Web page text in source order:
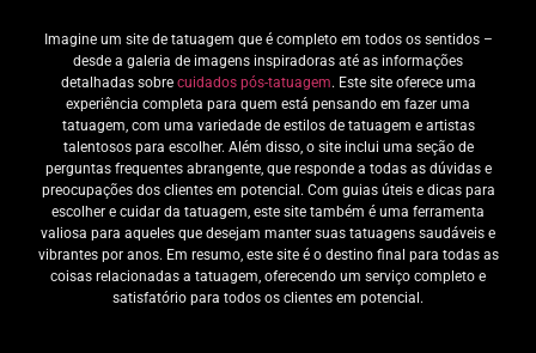
Imagine um site de tatuagem que é completo em todos os sentidos –
desde a galeria de imagens inspiradoras até as informações
detalhadas sobre cuidados pós-tatuagem. Este site oferece uma
experiência completa para quem está pensando em fazer uma
tatuagem, com uma variedade de estilos de tatuagem e artistas
talentosos para escolher. Além disso, o site inclui uma seção de
perguntas frequentes abrangente, que responde a todas as dúvidas e
preocupações dos clientes em potencial. Com guias úteis e dicas para
escolher e cuidar da tatuagem, este site também é uma ferramenta
valiosa para aqueles que desejam manter suas tatuagens saudáveis e
vibrantes por anos. Em resumo, este site é o destino final para todas as
coisas relacionadas a tatuagem, oferecendo um serviço completo e
satisfatório para todos os clientes em potencial.